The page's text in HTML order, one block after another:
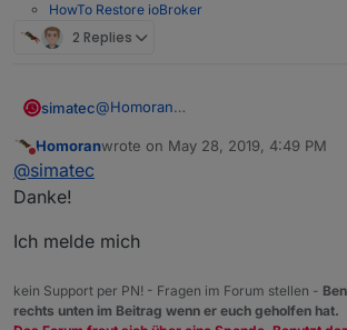
HowTo Restore ioBroker
2 Replies
simatec@Homoran
Funktionen sind aber noch nicht alle
verzweifeln gebracht.
Was aktuell in der Tabelle geht ist
Sunprotec Funktion
Feiertagsfunktion
Sunprotect
der Tabelle noch zum leben
Dann würde ich ne Beta zum testen
Aber den Grundaufbau kannst du im
Do not disturb
Homoranwrote on May 28, 2019, 4:49 PM
last edited by
@simatec
Danke!
Ich melde mich
kein Support per PN! - Fragen im Forum stellen -
rechts unten im Beitrag wenn er euch geholfen hat.